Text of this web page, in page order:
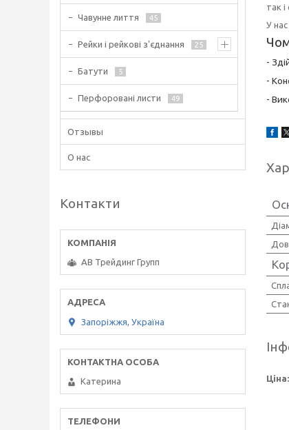
так і
У
-
-
-
Ціна:
Чавунне лиття 45
Рейки і рейкові з'єднання 25
Батути 5
Перфоровані листи 49
Отзывы
О нас
Контакти
АВ Трейдинг Групп
Запоріжжя, Україна
Катерина